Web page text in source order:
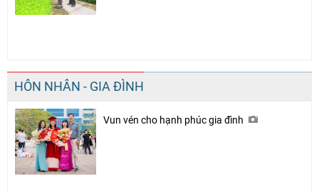
HÔN NHÂN - GIA ĐÌNH
Vun vén cho hạnh phúc gia đình